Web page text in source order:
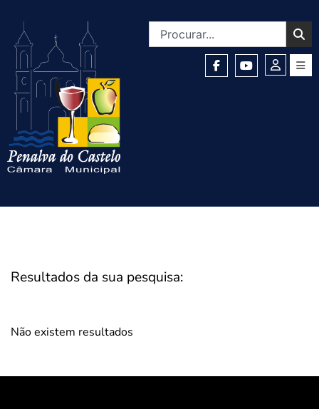
Resultados da sua pesquisa:
Não existem resultados